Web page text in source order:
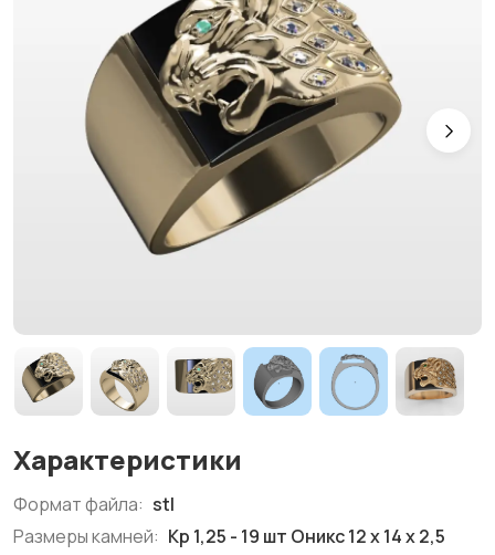
Характеристики
Формат файла: stl
Размеры камней: Кр 1,25 - 19 шт Оникс 12 х 14 х 2,5